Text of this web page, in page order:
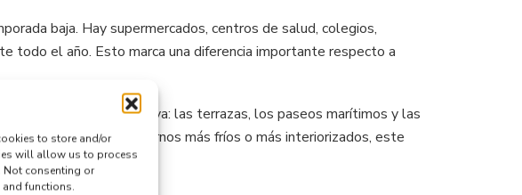
to store and/or
will allow us to process
Not consenting or
functions.
baja. Hay supermercados, centros de salud, colegios,
todo el año. Esto marca una diferencia importante respecto a
vida exterior muy activa: las terrazas, los paseos marítimos y las
que vienen de entornos más fríos o más interiorizados, este